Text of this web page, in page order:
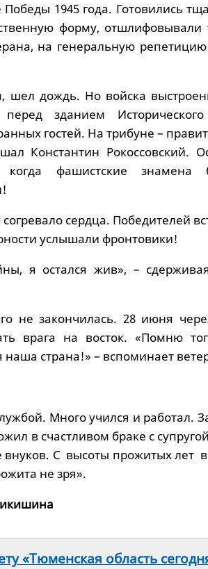
1945 года. Готовились
форму, отшлифовывали
на генеральную
шел дождь. Но войска
зданием
гостей. На трибуне –
Константин Рокоссовский.
фашистские знамена
сердца. Победителей
услышали фронтовики!
я остался жив», –
не закончилась. 28 июня
врага на восток. «Помню
наша страна!» – вспоминает
Много учился и работал.
в счастливом браке с
внуков. С высоты прожитых лет
не зря».
«Тюменская область